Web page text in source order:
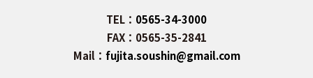
TEL： 0565-34-3000
FAX：0565-35-2841
Mail： fujita.soushin@gmail.com